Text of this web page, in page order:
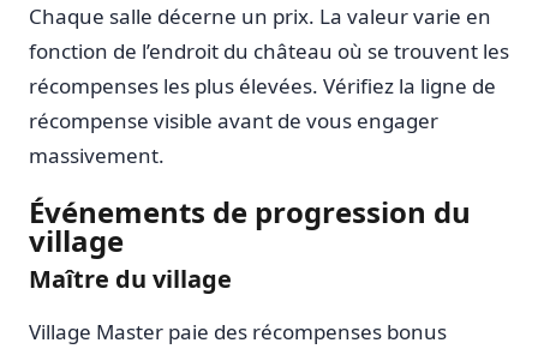
Chaque salle décerne un prix. La valeur varie en
fonction de l’endroit du château où se trouvent les
récompenses les plus élevées. Vérifiez la ligne de
récompense visible avant de vous engager
massivement.
Événements de progression du
village
Maître du village
Village Master paie des récompenses bonus